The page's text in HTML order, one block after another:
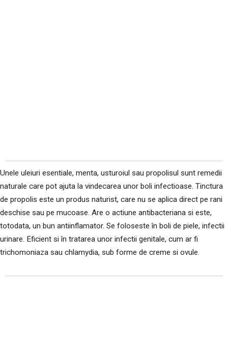
Unele uleiuri esentiale, menta, usturoiul sau propolisul sunt remedii
naturale care pot ajuta la vindecarea unor boli infectioase. Tinctura
de propolis este un produs naturist, care nu se aplica direct pe rani
deschise sau pe mucoase. Are o actiune antibacteriana si este,
totodata, un bun antiinflamator. Se foloseste în boli de piele, infectii
urinare. Eficient si în tratarea unor infectii genitale, cum ar fi
trichomoniaza sau chlamydia, sub forme de creme si ovule.